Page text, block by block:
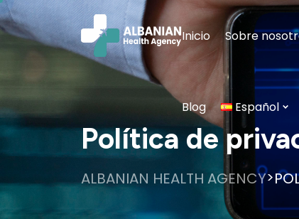
Inicio Sobre
Blog Español
Política de
ALBANIAN HEALTH AGENCY>